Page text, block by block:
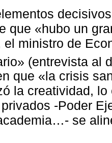
que «hubo un
el ministro de
(entrevista al
que «la crisis
la creatividad,
-Poder
se